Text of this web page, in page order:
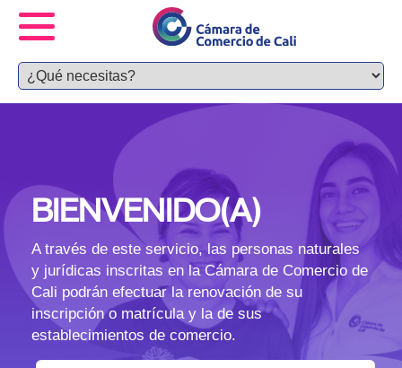
BIENVENIDO(A)
A través de este servicio, las personas naturales
y jurídicas inscritas en la Cámara de Comercio de
Cali podrán efectuar la renovación de su
inscripción o matrícula y la de sus
establecimientos de comercio.